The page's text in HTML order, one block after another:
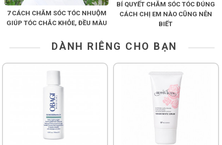
7 CÁCH CHĂM SÓC TÓC NHUỘM
GIÚP TÓC CHẮC KHỎE, ĐỀU MÀU
BÍ QUYẾT CHĂM SÓC TÓC ĐÚNG
CÁCH CHỊ EM NÀO CŨNG NÊN
BIẾT
DÀNH RIÊNG CHO BẠN